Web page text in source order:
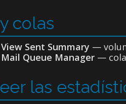
colas
Sent Summary —
Queue Manager— cola
las